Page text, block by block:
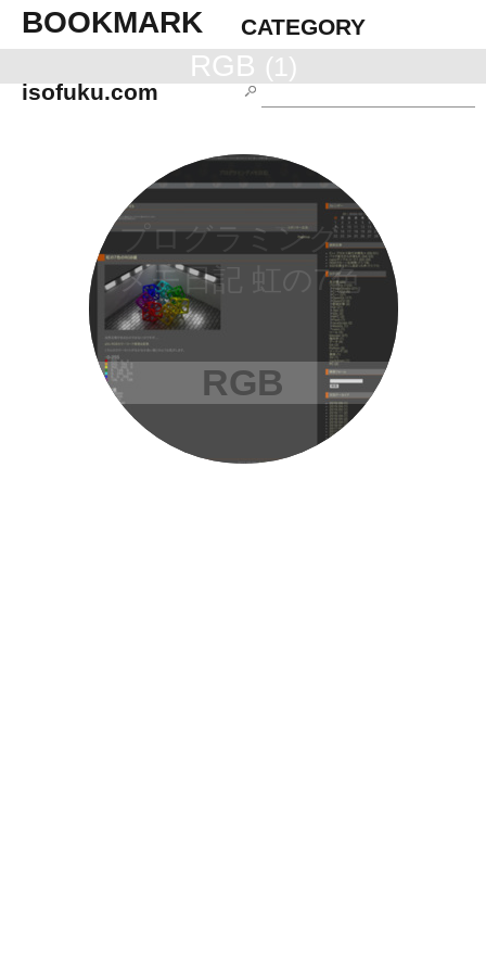
BOOKMARK CATEGORY
isofuku.com
RGB (1)
プログラミング
メモ日記 虹の7色
のRGB値
RGB